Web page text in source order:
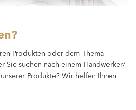
Produkten oder dem Thema
Sie suchen nach einem Handwerker/
Produkte? Wir helfen Ihnen